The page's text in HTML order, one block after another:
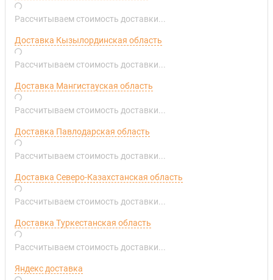
Рассчитываем стоимость доставки...
Доставка Кызылординская область
Рассчитываем стоимость доставки...
Доставка Мангистауская область
Рассчитываем стоимость доставки...
Доставка Павлодарская область
Рассчитываем стоимость доставки...
Доставка Северо-Казахстанская область
Рассчитываем стоимость доставки...
Доставка Туркестанская область
Рассчитываем стоимость доставки...
Яндекс доставка